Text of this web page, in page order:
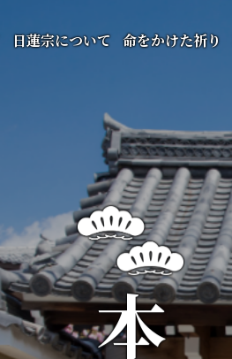
日蓮宗について 命をかけた祈り